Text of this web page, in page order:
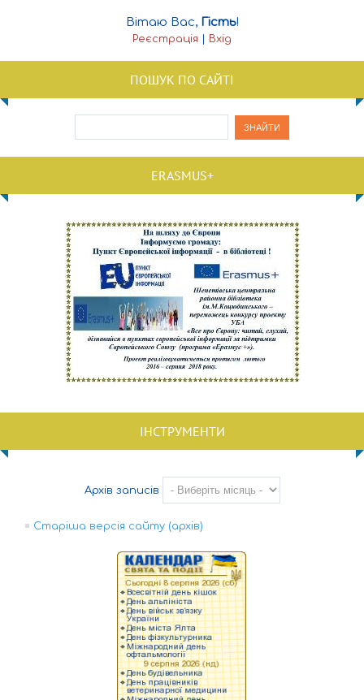
Вітаю Вас, Гість!
Реєстрація Вхід
ПОШУК ПО САЙТІ
ERASMUS+
ІНСТРУМЕНТИ
Архів записів
Старіша версія сайту (архів)